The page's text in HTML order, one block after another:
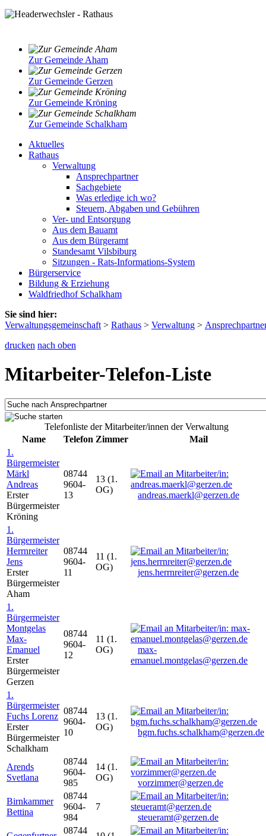
Zur Gemeinde Aham
Zur Gemeinde Gerzen
Zur Gemeinde Kröning
Zur Gemeinde Schalkham
Aktuelles
Rathaus
Verwaltung
Ansprechpartner
Sachgebiete
Was erledige ich wo?
Steuern, Abgaben und Gebühren
Ver- und Entsorgung
Aus dem Bauamt
Aus dem Bürgeramt
Standesamt Vilsbiburg
Sitzungen - Rats-Informations-System
Bürgerservice
Bildung & Erziehung
Waldfriedhof Schalkham
Sie sind hier:
Verwaltungsgemeinschaft > Rathaus > Verwaltung >
drucken nach oben
Mitarbeiter-Telefon-Liste
Telefonliste der Mitarbeiter/innen der Verwaltung
Name
Telefon Zimmer
Mail
1.
Bürgermeister
Märkl
Andreas
Erster
Bürgermeister
Kröning
08744
9604-
13
13 (1.
OG)
andreas.maerkl@gerzen.de
1.
Bürgermeister
Herrnreiter
Jens
Erster
Bürgermeister
Aham
08744
9604-
11
11 (1.
OG)
jens.herrnreiter@gerzen.de
1.
Bürgermeister
Montgelas
Max-
Emanuel
Erster
Bürgermeister
Gerzen
08744
9604-
12
11 (1.
OG)
max-
emanuel.montgelas@gerzen.de
1.
Bürgermeister
Fuchs Lorenz
Erster
Bürgermeister
Schalkham
08744
9604-
10
13 (1.
OG)
bgm.fuchs.schalkham@gerzen.de
Arends
Svetlana
08744
9604-
985
14 (1.
OG)
vorzimmer@gerzen.de
Birnkammer
Bettina
08744
9604-
984
7
steueramt@gerzen.de
08744